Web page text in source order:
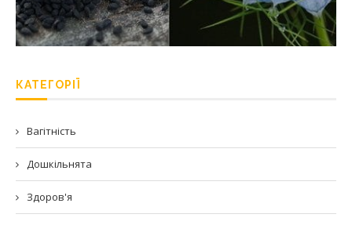
КАТЕГОРІЇ
Вагітність
Дошкільнята
Здоров'я